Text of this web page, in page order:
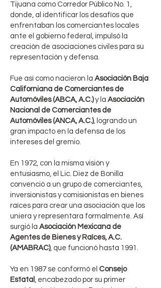
Tijuana como Corredor Público No. 1,
donde, al identificar los desafíos que
enfrentaban los comerciantes locales
ante el gobierno federal, impulsó la
creación de asociaciones civiles para su
representación y defensa.
Fue así como nacieron la Asociación Baja
Californiana de Comerciantes de
Automóviles (ABCA, A.C.)y la Asociación
Nacional de Comerciantes de
Automóviles (ANCA, A.C.), logrando un
gran impacto en la defensa de los
intereses del gremio.
En 1972, con la misma visión y
entusiasmo, el Lic. Diez de Bonilla
convenció a un grupo de comerciantes,
inversionistas y comisionistas en bienes
raíces para crear una asociación que los
uniera y representara formalmente. Así
surgió la Asociación Mexicana de
Agentes de Bienes y Raíces, A.C.
(AMABRAC), que funcionó hasta 1991.
Ya en 1987 se conformó el Consejo
Estatal , encabezado por su primer